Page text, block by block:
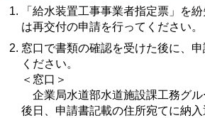
「給水装置工事事業者指定票」を
は再交付の申請を行ってください。
窓口で書類の確認を受けた後に、
ください。
＜窓口＞
企業局水道部水道施設課工務グル
後日、申請書記載の住所宛てに納